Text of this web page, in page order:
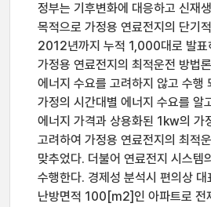
정부는 기후변화에 대응하고 신재
목적으로 가정용 연료전지의 단기
2012년까지 누적 1,000대로 발표
가정용 연료전지의 최적운전 방법
에너지 수요를 고려하지 않고 수행
가정의 시간대별 에너지 수요를 알
에너지 가격과 상용화된 1kw의 가
고려하여 가정용 연료전지의 최적
맞추었다. 더불어 연료전지 시스템
수행한다. 경제성 분석시 편의상 대
난방면적 100[m2]인 아파트로 전